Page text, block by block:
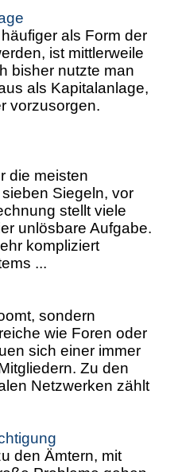
als Form der
ist mittlerweile
bisher nutzte man
als Kapitalanlage,
vorzusorgen.
die meisten
Siegeln, vor
stellt viele
unlösbare Aufgabe.
kompliziert
...
sondern
wie Foren oder
sich einer immer
Zu den
Netzwerken zählt
den Ämtern, mit